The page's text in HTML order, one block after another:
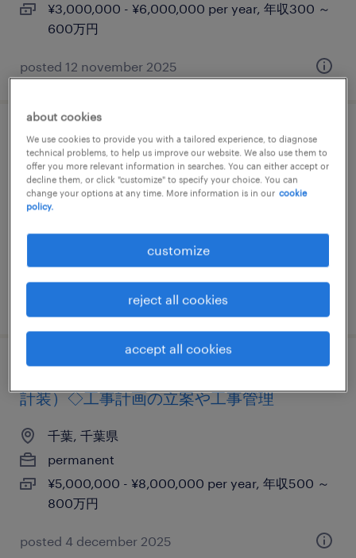
¥3,000,000 - ¥6,000,000 per year, 年収300 ～
600万円
posted 12 november 2025
製造職（オペレーター）【千葉工場】
千葉, 千葉県
permanent
posted 21 october 2025
計装）◇工事計画の立案や工事管理
千葉, 千葉県
permanent
¥5,000,000 - ¥8,000,000 per year, 年収500 ～
800万円
posted 4 december 2025
about cookies
We use cookies to provide you with a tailored experience, to diagnose
technical problems, to help us improve our website. We also use them to
offer you more relevant information in searches. You can either accept or
decline them, or click "customize" to specify your choice. You can
change your options at any time. More information is in our cookie
policy.
customize
reject all cookies
accept all cookies